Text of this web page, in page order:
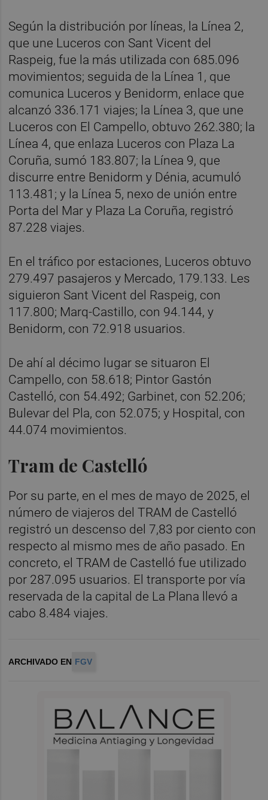
Según la distribución por líneas, la Línea 2,
que une Luceros con Sant Vicent del
Raspeig, fue la más utilizada con 685.096
movimientos; seguida de la Línea 1, que
comunica Luceros y Benidorm, enlace que
alcanzó 336.171 viajes; la Línea 3, que une
Luceros con El Campello, obtuvo 262.380; la
Línea 4, que enlaza Luceros con Plaza La
Coruña, sumó 183.807; la Línea 9, que
discurre entre Benidorm y Dénia, acumuló
113.481; y la Línea 5, nexo de unión entre
Porta del Mar y Plaza La Coruña, registró
87.228 viajes.
En el tráfico por estaciones, Luceros obtuvo
279.497 pasajeros y Mercado, 179.133. Les
siguieron Sant Vicent del Raspeig, con
117.800; Marq-Castillo, con 94.144, y
Benidorm, con 72.918 usuarios.
De ahí al décimo lugar se situaron El
Campello, con 58.618; Pintor Gastón
Castelló, con 54.492; Garbinet, con 52.206;
Bulevar del Pla, con 52.075; y Hospital, con
44.074 movimientos.
Tram de Castelló
Por su parte, en el mes de mayo de 2025, el
número de viajeros del TRAM de Castelló
registró un descenso del 7,83 por ciento con
respecto al mismo mes de año pasado. En
concreto, el TRAM de Castelló fue utilizado
por 287.095 usuarios. El transporte por vía
reservada de la capital de La Plana llevó a
cabo 8.484 viajes.
ARCHIVADO EN FGV